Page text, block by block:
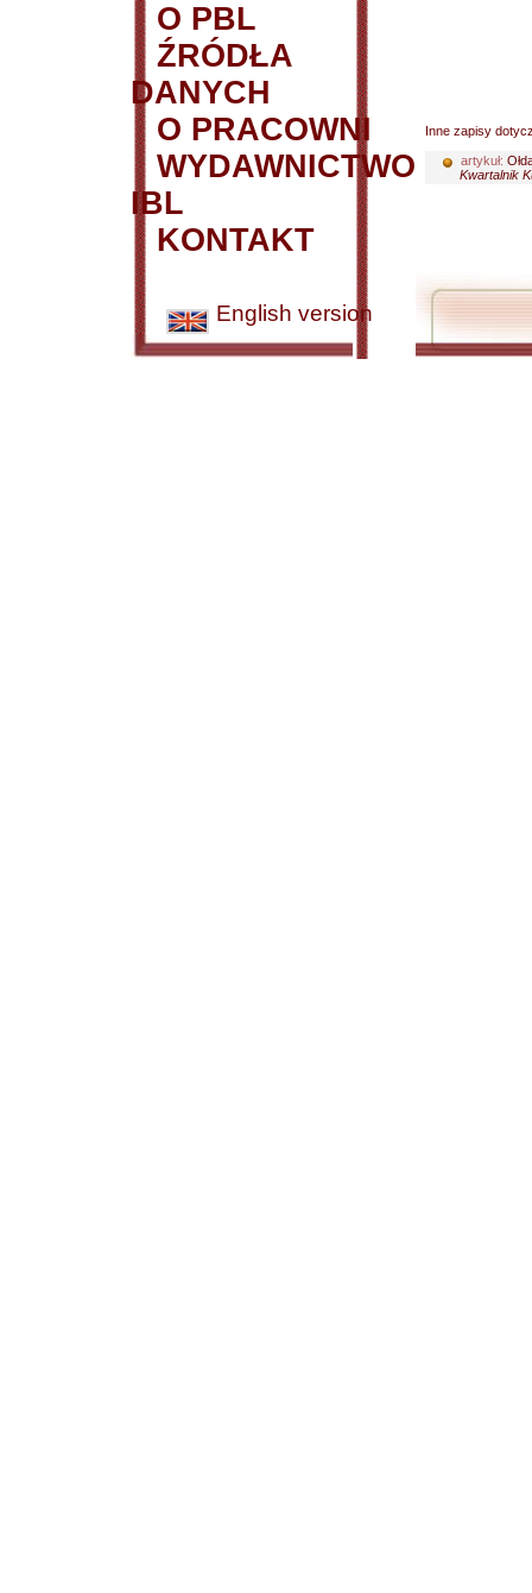
O PBL
ŹRÓDŁA
DANYCH
O PRACOWNI
WYDAWNICTWO
IBL
KONTAKT
English version
Inne zapisy
artykuł:
Kwartalnik